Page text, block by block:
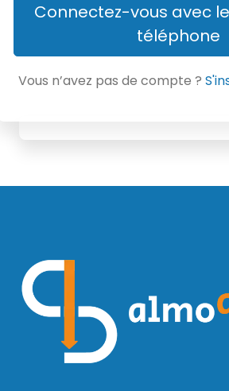
Connectez-vous avec
téléphone
Vous n’avez pas de compte ?